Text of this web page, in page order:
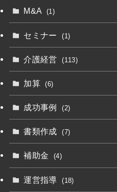
M&A (1)
セミナー (1)
介護経営 (113)
加算 (6)
成功事例 (2)
書類作成 (7)
補助金 (4)
運営指導 (18)